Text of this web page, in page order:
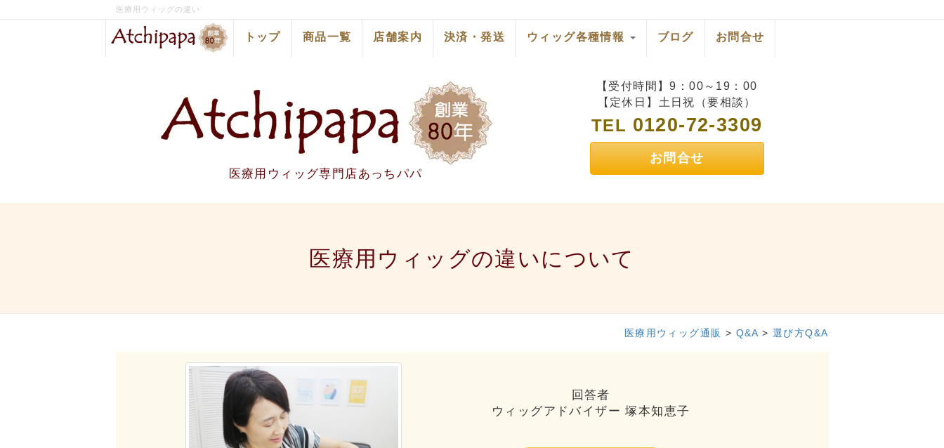
医療用ウィッグの違い
トップ 商品一覧 店舗案内 決済・発送 ウィッグ各種情報 ブログ お問合せ
医療用ウィッグ専門店あっちパパ
【受付時間】9：00～19：00
【定休日】土日祝（要相談）
TEL 0120-72-3309
お問合せ
医療用ウィッグの違いについて
医療用ウィッグ通販 > Q&A >選び方Q&A
回答者
ウィッグアドバイザー 塚本知恵子